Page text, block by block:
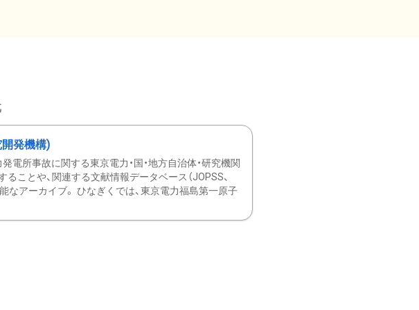
発機構)
所事故に関する東京電力・国・地方自治体・研究機関
ことや、関連する文献情報データベース（JOPSS、
なアーカイブ。 ひなぎくでは、東京電力福島第一原子